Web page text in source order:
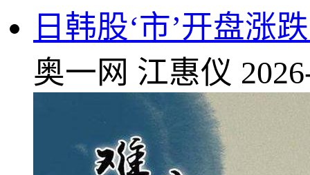
日韩股‘市’开盘涨
奥一网 江惠仪